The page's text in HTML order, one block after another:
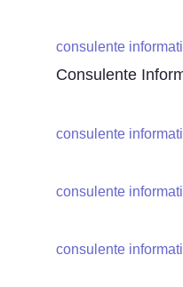
consulente
Consulente
consulente
consulente
consulente